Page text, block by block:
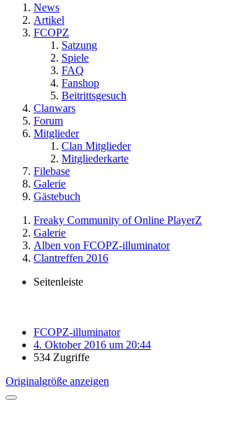
News
Artikel
FCOPZ
Satzung
Spiele
FAQ
Fanshop
Beitrittsgesuch
Clanwars
Forum
Mitglieder
Clan Mitglieder
Mitgliederkarte
Filebase
Galerie
Gästebuch
Freaky Community of Online PlayerZ
Galerie
Alben von FCOPZ-illuminator
Clantreffen 2016
Seitenleiste
FCOPZ-illuminator
4. Oktober 2016 um 20:44
534 Zugriffe
Originalgröße anzeigen